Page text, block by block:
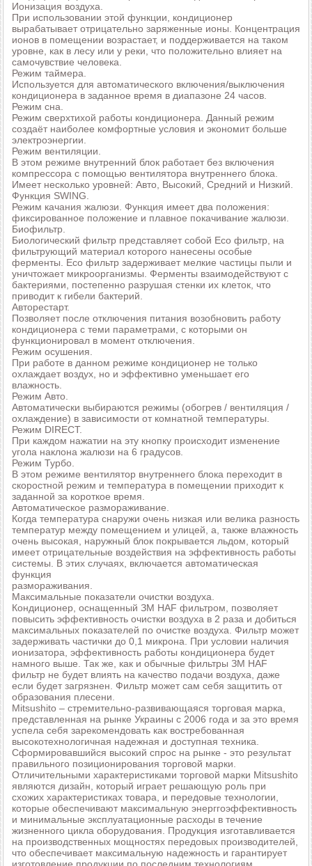
Ионизация воздуха.
При использовании этой функции, кондиционер
вырабатывает отрицательно заряженные ионы. Концентрация
ионов в помещении возрастает, и поддерживается на таком
уровне, как в лесу или у реки, что положительно влияет на
самочувствие человека.
Режим таймера.
Используется для автоматического включения/выключения
кондиционера в заданное время в диапазоне 24 часов.
Режим сна.
Режим сверхтихой работы кондиционера. Данный режим
создаёт наиболее комфортные условия и экономит больше
электроэнергии.
Режим вентиляции.
В этом режиме внутренний блок работает без включения
компрессора с помощью вентилятора внутреннего блока.
Имеет несколько уровней: Авто, Высокий, Средний и Низкий.
Функция SWING.
Режим качания жалюзи. Функция имеет два положения:
фиксированное положение и плавное покачивание жалюзи.
Биофильтр.
Биологический фильтр представляет собой Есо фильтр, на
фильтрующий материал которого нанесены особые
ферменты. Есо фильтр задерживает мелкие частицы пыли и
уничтожает микроорганизмы. Ферменты взаимодействуют с
бактериями, постепенно разрушая стенки их клеток, что
приводит к гибели бактерий.
Авторестарт.
Позволяет после отключения питания возобновить работу
кондиционера с теми параметрами, с которыми он
функционировал в момент отключения.
Режим осушения.
При работе в данном режиме кондиционер не только
охлаждает воздух, но и эффективно уменьшает его
влажность.
Режим Авто.
Автоматически выбираются режимы (обогрев / вентиляция /
охлаждение) в зависимости от комнатной температуры.
Режим DIRECT.
При каждом нажатии на эту кнопку происходит изменение
угола наклона жалюзи на 6 градусов.
Режим Турбо.
В этом режиме вентилятор внутреннего блока переходит в
скоростной режим и температура в помещении приходит к
заданной за короткое время.
Автоматическое размораживание.
Когда температура снаружи очень низкая или велика разность
температур между помещением и улицей, а, также влажность
очень высокая, наружный блок покрывается льдом, который
имеет отрицательные воздействия на эффективность работы
системы. В этих случаях, включается автоматическая
функция
размораживания.
Максимальные показатели очистки воздуха.
Кондиционер, оснащенный ЗМ НАF фильтром, позволяет
повысить эффективность очистки воздуха в 2 раза и добиться
максимальных показателей по очистке воздуха. Фильтр может
задерживать частички до 0,1 микрона. При условии наличия
ионизатора, эффективность работы кондиционера будет
намного выше. Так же, как и обычные фильтры ЗМ НАF
фильтр не будет влиять на качество подачи воздуха, даже
если будет загрязнен. Фильтр может сам себя защитить от
образования плесени.
Mitsushito – стремительно-развивающаяся торговая марка,
представленная на рынке Украины с 2006 года и за это время
успела себя зарекомендовать как востребованная
высокотехнологичная надежная и доступная техника.
Сформировавшийся высокий спрос на рынке - это результат
правильного позиционирования торговой марки.
Отличительными характеристиками торговой марки Mitsushito
являются дизайн, который играет решающую роль при
схожих характеристиках товара, и передовые технологии,
которые обеспечивают максимальную энерггоэффективность
и минимальные эксплуатационные расходы в течение
жизненного цикла оборудования. Продукция изготавливается
на производственных мощностях передовых производителей,
что обеспечивает максимальную надежность и гарантирует